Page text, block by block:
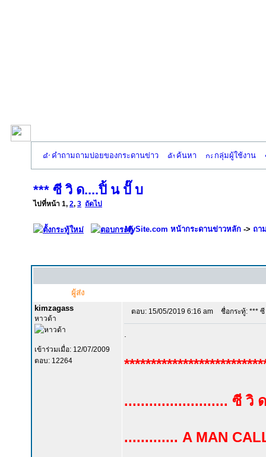
คำถามถามบ่อยของกระดานข่าว ค้นหา กลุ่มผู้ใช้งาน
*** ซี วิ ด....ปิ้ น ปั๊ บ
ไปที่หน้า 1, 2, 3 ถัดไป
MySite.com หน้ากระดานข่าวหลัก -> ถา
ผู้ส่ง
kimzagass
หาวด้า
เข้าร่วมเมื่อ: 12/07/2009
ตอบ: 12264
ตอบ: 15/05/2019 6:16 am ชื่อกระทู้: ***
......................... ซี วิ
............. A MAN